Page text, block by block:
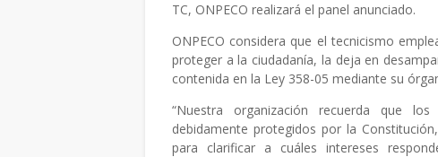
TC, ONPECO realizará el panel anunciado.
ONPECO considera que el tecnicismo
proteger a la ciudadanía, la deja en
contenida en la Ley 358-05 mediante su
“Nuestra organización recuerda que
debidamente protegidos por la
para clarificar a cuáles intereses